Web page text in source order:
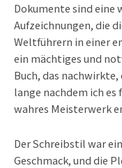
Dokumente sind eine
Aufzeichnungen, die
Weltführern in einer
ein mächtiges und
Buch, das
lange nachdem ich
wahres Meisterwerk
Der Schreibstil war
Geschmack, und die